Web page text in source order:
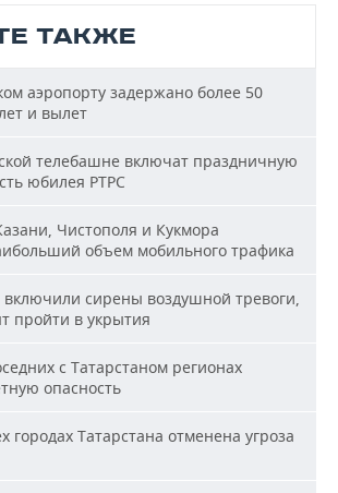
ТАКЖЕ
аэропорту задержано более 50
и вылет
телебашне включат праздничную
юбилея РТРС
Чистополя и Кукмора
объем мобильного трафика
включили сирены воздушной тревоги,
пройти в укрытия
с Татарстаном регионах
опасность
городах Татарстана отменена угроза